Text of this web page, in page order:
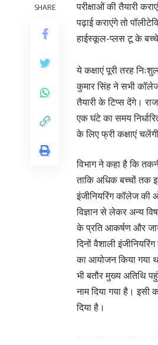
SHARE
परीक्षाओं की तैयारी
पढ़ाई कराएंगे तो
हाईस्कूल-प्लस टू के बच्चे
ये कक्षाएं पूरी तरह
कुमार सिंह ने सभी
तैयारी के टिप्स देंगे।
एक घंटे का समय
के लिए फ्री कक्षाएं
विभाग ने कहा है कि
ताकि अधिक बच्चों तक
इंजीनियरिंग कॉलेज की
विज्ञान से लेकर अन्य
के प्रति आकर्षण और
दिनों वैशाली
का आयोजन किया गया
भी बतौर मुख्य अतिथि
नाम दिया गया है। इसी
दिया है।